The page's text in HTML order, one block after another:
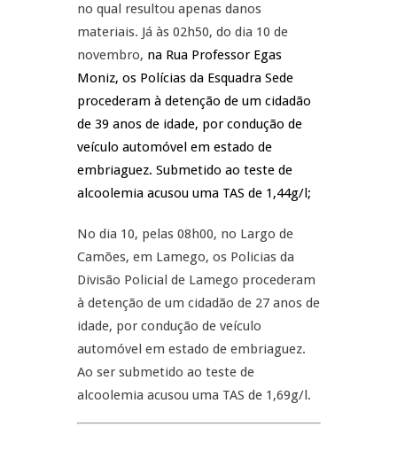
no qual resultou apenas danos
materiais. Já às 02h50, do dia 10 de
novembro, na Rua Professor Egas
Moniz, os Polícias da Esquadra Sede
procederam à detenção de um cidadão
de 39 anos de idade, por condução de
veículo automóvel em estado de
embriaguez. Submetido ao teste de
alcoolemia acusou uma TAS de 1,44g/l;
No dia 10, pelas 08h00, no Largo de
Camões, em Lamego, os Policias da
Divisão Policial de Lamego procederam
à detenção de um cidadão de 27 anos de
idade, por condução de veículo
automóvel em estado de embriaguez.
Ao ser submetido ao teste de
alcoolemia acusou uma TAS de 1,69g/l.